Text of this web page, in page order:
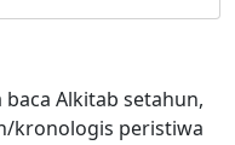
baca Alkitab setahun,
kronologis peristiwa